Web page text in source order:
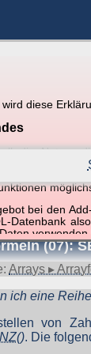
diese
die Nutzer
bei den
Datenbank
(z.B.
(07):
Arrays ▸
ich eine
von
. Die